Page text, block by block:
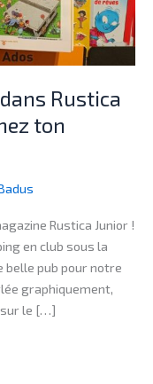
Rustica
ton
Rustica Junior !
en club sous la
belle pub pour notre
graphiquement,
le […]